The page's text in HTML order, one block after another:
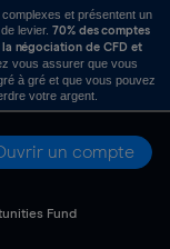
et présentent un
levier. 70% des comptes
la négociation de CFD et
vous assurer que vous
à gré et que vous pouvez
votre argent.
un compte
Fund